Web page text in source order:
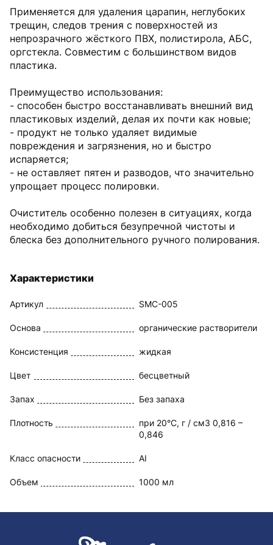
Применяется для удаления царапин, неглубоких
трещин, следов трения с поверхностей из
непрозрачного жёсткого ПВХ, полистирола, АБС,
оргстекла. Совместим с большинством видов
пластика.
Преимущество использования:
- способен быстро восстанавливать внешний вид
пластиковых изделий, делая их почти как новые;
- продукт не только удаляет видимые
повреждения и загрязнения, но и быстро
испаряется;
- не оставляет пятен и разводов, что значительно
упрощает процесс полировки.
Очиститель особенно полезен в ситуациях, когда
необходимо добиться безупречной чистоты и
блеска без дополнительного ручного полирования.
Характеристики
Артикул SMC-005
Основа органические растворители
Консистенция жидкая
Цвет бесцветный
Запах Без запаха
Плотность
при 20°C, г / см3 0,816 –
0,846
Класс опасности AI
Объем 1000 мл